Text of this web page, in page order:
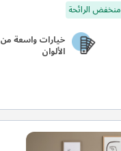
منخفض الرائحة
خيارات واسعة من
الألوان